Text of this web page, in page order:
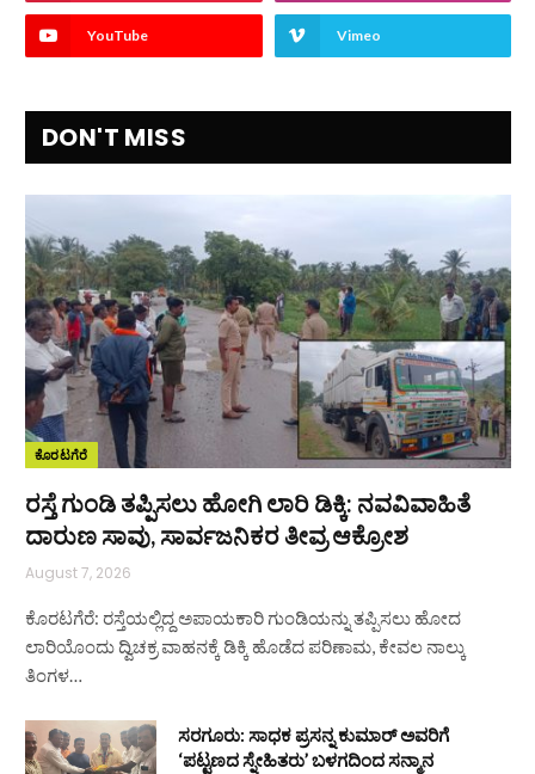
YouTube Vimeo
DON'T MISS
ಕೊರಟಗೆರೆ
ರಸ್ತೆ ಗುಂಡಿ ತಪ್ಪಿಸಲು ಹೋಗಿ ಲಾರಿ ಡಿಕ್ಕಿ: ನವವಿವಾಹಿತೆ
ದಾರುಣ ಸಾವು, ಸಾರ್ವಜನಿಕರ ತೀವ್ರ ಆಕ್ರೋಶ
August 7, 2026
ಕೊರಟಗೆರೆ: ರಸ್ತೆಯಲ್ಲಿದ್ದ ಅಪಾಯಕಾರಿ ಗುಂಡಿಯನ್ನು ತಪ್ಪಿಸಲು ಹೋದ
ಲಾರಿಯೊಂದು ದ್ವಿಚಕ್ರ ವಾಹನಕ್ಕೆ ಡಿಕ್ಕಿ ಹೊಡೆದ ಪರಿಣಾಮ, ಕೇವಲ ನಾಲ್ಕು
ತಿಂಗಳ…
ಸರಗೂರು: ಸಾಧಕ ಪ್ರಸನ್ನ ಕುಮಾರ್ ಅವರಿಗೆ
‘ಪಟ್ಟಣದ ಸ್ನೇಹಿತರು’ ಬಳಗದಿಂದ ಸನ್ಮಾನ